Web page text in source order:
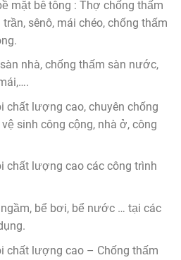
mặt bê tông : Thợ chống thấm
sênô, mái chéo, chống thấm
nhà, chống thấm sàn nước,
chất lượng cao, chuyên chống
sinh công cộng, nhà ở, công
chất lượng cao các công trình
bể bơi, bể nước … tại các
chất lượng cao – Chống thấm